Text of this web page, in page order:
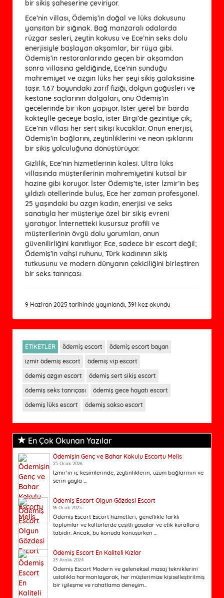
bir sikiş şaheserine çeviriyor.
Ece’nin villası, Ödemiş’in doğal ve lüks dokusunu
yansıtan bir sığınak. Bağ manzaralı odalarda
rüzgar sesleri, zeytin kokusu ve Ece’nin seks dolu
enerjisiyle başlayan akşamlar, bir rüya gibi.
Ödemiş’in restoranlarında geçen bir akşamdan
sonra villasına geldiğinde, Ece’nin sunduğu
mahremiyet ve azgın lüks her şeyi sikiş galaksisine
taşır. 1.67 boyundaki zarif fiziği, dolgun göğüsleri ve
kestane saçlarının dalgaları, onu Ödemiş’in
gecelerinde bir ikon yapıyor. İster yerel bir barda
kokteylle geceye başla, ister Birgi’de gezintiye çık;
Ece’nin villası her sert sikişi kucaklar. Onun enerjisi,
Ödemiş’in bağlarını, zeytinliklerini ve neon ışıklarını
bir sikiş yolculuğuna dönüştürüyor.
Gizlilik, Ece’nin hizmetlerinin kalesi. Ultra lüks
villasında müşterilerinin mahremiyetini kutsal bir
hazine gibi koruyor. İster Ödemiş’te, ister İzmir’in beş
yıldızlı otellerinde buluş, Ece her zaman profesyonel.
25 yaşındaki bu azgın kadın, enerjisi ve seks
sanatıyla her müşteriye özel bir sikiş evreni
yaratıyor. İnternetteki kusursuz profili ve
müşterilerinin övgü dolu yorumları, onun
güvenilirliğini kanıtlıyor. Ece, sadece bir escort değil;
Ödemiş’in vahşi ruhunu, Türk kadınının sikiş
tutkusunu ve modern dünyanın çekiciliğini birleştiren
bir seks tanrıçası.
9 Haziran 2025 tarihinde yayınlandı, 391 kez okundu
ETİKETLER ödemiş escort
ödemiş escort bayan
izmir ödemiş escort
ödemiş vip escort
ödemiş azgın escort
ödemiş sert sikiş escort
ödemiş seks tanrıçası
ödemiş gece hayatı escort
ödemiş lüks escort
ödemiş sakso escort
En Çok Okunan Yazılar
Ödemişin Genç ve Bahar Kokulu Escortu Melis
25 Ocak 2026
İzmir’in iç kesimlerinde, zeytinliklerin, üzüm bağlarının ve
serin yayla ...
Ödemiş Escort Olgun Gözdesi Escort
16 Ocak 2025
Ödemiş Escort Escort hizmetleri, genellikle farklı
toplumlar ve kültürlerde çeşitli yasalar ve etik kurallara
tabidir. Ancak, bu konuda konuşurken ...
Ödemiş Escort En Kaliteli Kızlar
23 Aralık 2024
Ödemiş Escort Modern ve geleneksel masaj tekniklerini
ustalıkla harmanlayarak, her müşterimize kişiselleştirilmiş
bir iyileşme ve rahatlama deneyim...